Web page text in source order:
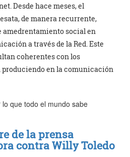
Desde hace meses, el
de manera recurrente,
amedrentamiento social en
a través de la Red. Este
coherentes con los
produciendo en la comunicación
que todo el mundo sabe
de la prensa
contra Willy Toledo